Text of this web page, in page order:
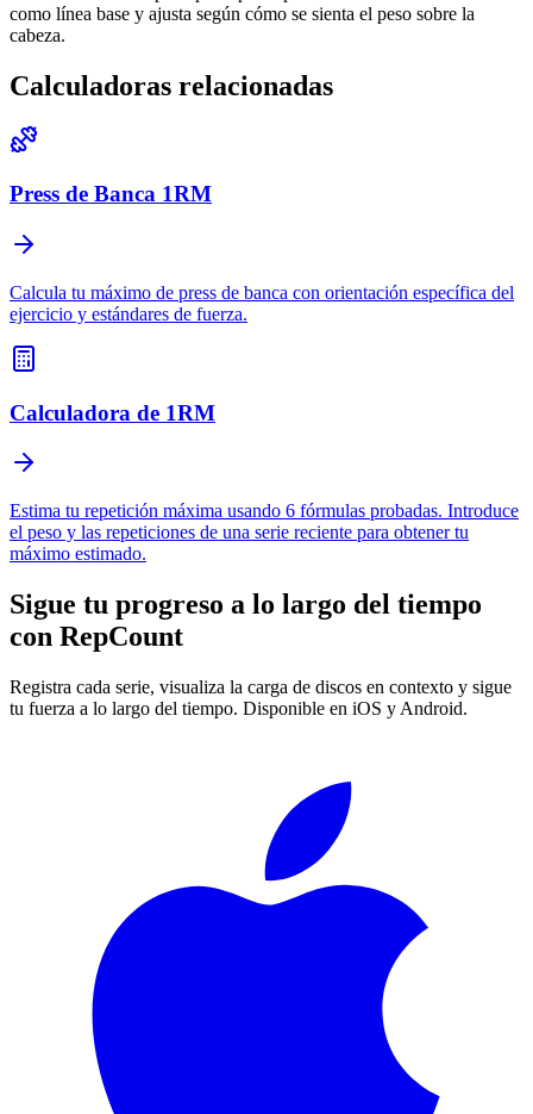
como línea base y ajusta según cómo se sienta el peso sobre la
cabeza.
Calculadoras relacionadas
Press de Banca 1RM
Calcula tu máximo de press de banca con orientación específica del
ejercicio y estándares de fuerza.
Calculadora de 1RM
Estima tu repetición máxima usando 6 fórmulas probadas. Introduce
el peso y las repeticiones de una serie reciente para obtener tu
máximo estimado.
Sigue tu progreso a lo largo del tiempo
con RepCount
Registra cada serie, visualiza la carga de discos en contexto y sigue
tu fuerza a lo largo del tiempo. Disponible en iOS y Android.